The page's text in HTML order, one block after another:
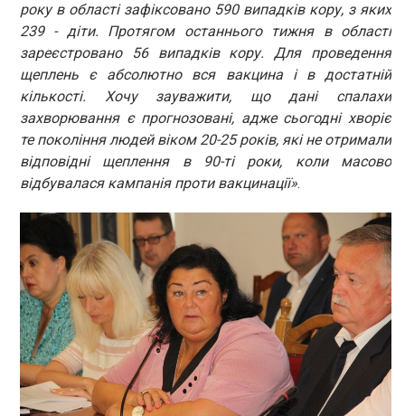
року в області зафіксовано 590 випадків кору, з яких
239 - діти. Протягом останнього тижня в області
зареєстровано 56 випадків кору. Для проведення
щеплень є абсолютно вся вакцина і в достатній
кількості. Хочу зауважити, що дані спалахи
захворювання є прогнозовані, адже сьогодні хворіє
те покоління людей віком 20-25 років, які не отримали
відповідні щеплення в 90-ті роки, коли масово
відбувалася кампанія проти вакцинації».